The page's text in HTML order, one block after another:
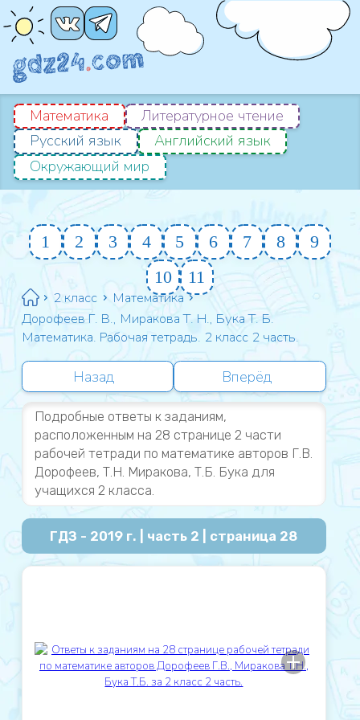
Математика
Литературное чтение
Русский язык
Английский язык
Окружающий мир
1 2 3 4 5 6 7 8
9
10
11
2 класс
Математика
Дорофеев Г. В., Миракова Т. Н., Бука Т. Б.
Математика. Рабочая тетрадь. 2 класс 2 часть.
Назад Вперёд
Подробные ответы к заданиям,
расположенным на 28 странице 2 части
рабочей тетради по математике авторов Г.В.
Дорофеев, Т.Н. Миракова, Т.Б. Бука для
учащихся 2 класса.
ГДЗ - 2019 г. | часть 2 | страница 28